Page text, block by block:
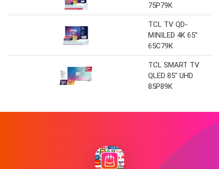
75P79K
TCL TV QD-
MINILED 4K 65"
65C79K
TCL SMART TV
QLED 85" UHD
85P89K